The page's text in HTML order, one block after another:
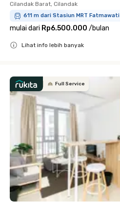
Cilandak Barat, Cilandak
611 m dari Stasiun MRT Fatmawati
mulai dari Rp6.500.000 /bulan
Lihat info lebih banyak
Full Service